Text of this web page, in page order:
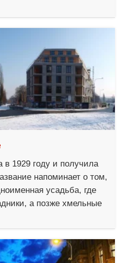
1929 году и получила
напоминает о том,
усадьба, где
а позже хмельные